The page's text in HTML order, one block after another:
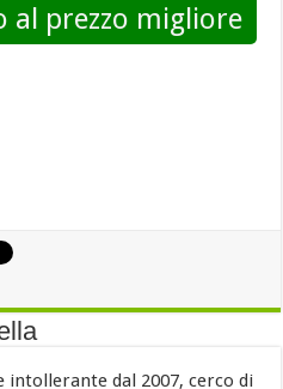
al prezzo migliore
intollerante dal 2007, cerco di